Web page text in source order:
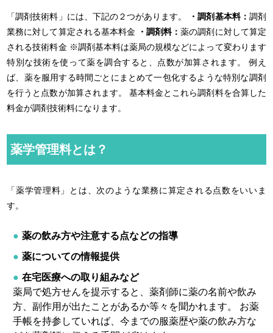
「調剤技術料」には、下記の２つがあります。 ・調剤基本料： 調剤
業務に対して算定される基本料金
・調剤料：薬の調剤に対して算定
される技術料金 ※調剤基本料は薬局の規模などによって変わります
特別な技術を使って薬を調合すると、点数が加算されます。 例え
ば、薬を服用する時間ごとにまとめて一包化するような特別な調剤
を行うと点数が加算されます。 基本料金とこれら調剤料を合算した
料金が調剤技術料になります。
薬学管理料とは？
「薬学管理料」とは、次のような業務に算定される点数をいいま
す。
薬の飲み方や注意する点などの指導
薬についての情報提供
在宅医療への取り組みなど
薬局で処方せんを提示すると、薬剤師に薬の名前や飲み
方、副作用が出たことがあるか等々を聞かれます。 お薬
手帳を持参していれば、今までの服薬歴や薬の飲み方な